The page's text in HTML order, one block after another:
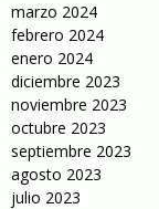
marzo 2024
febrero 2024
enero 2024
diciembre 2023
noviembre 2023
octubre 2023
septiembre 2023
agosto 2023
julio 2023